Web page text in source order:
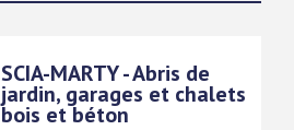
SCIA-MARTY - Abris de
jardin, garages et chalets
bois et béton